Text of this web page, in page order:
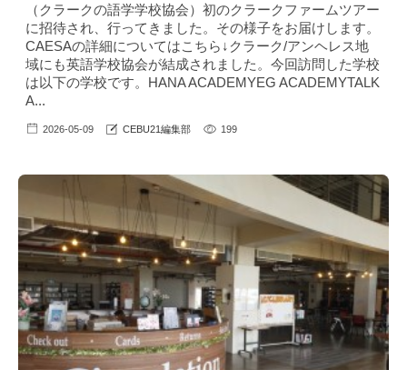
（クラークの語学学校協会）初のクラークファームツアー
に招待され、行ってきました。その様子をお届けします。
CAESAの詳細についてはこちら↓クラーク/アンヘレス地
域にも英語学校協会が結成されました。今回訪問した学校
は以下の学校です。HANA ACADEMYEG ACADEMYTALK
A...
2026-05-09 CEBU21編集部 199